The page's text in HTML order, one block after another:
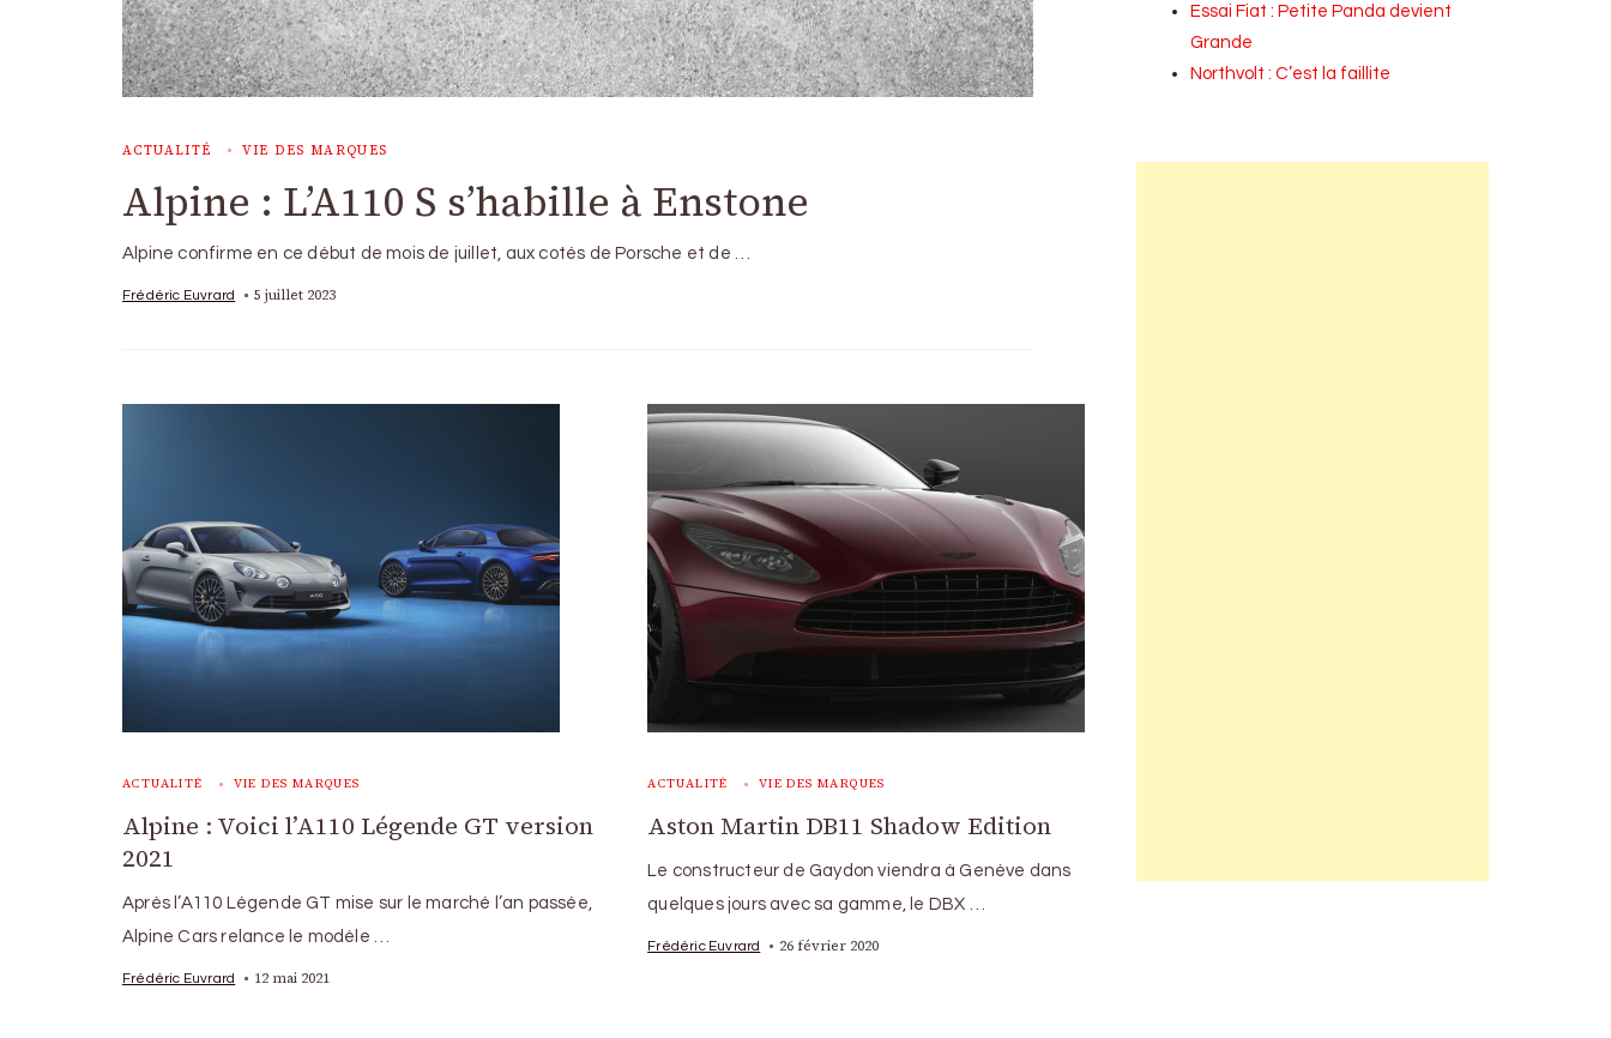
ACTUALITÉ VIE DES MARQUES
Alpine : L’A110 S s’habille à Enstone
Alpine confirme en ce début de mois de juillet, aux cotés de Porsche et de …
Frédéric Euvrard 5 juillet 2023
ACTUALITÉ VIE DES MARQUES
Alpine : Voici l’A110 Légende GT version
2021
Après l’A110 Légende GT mise sur le marché l’an passée,
Alpine Cars relance le modèle …
Frédéric Euvrard 12 mai 2021
ACTUALITÉ VIE DES MARQUES
Aston Martin DB11 Shadow Edition
Le constructeur de Gaydon viendra à Genève dans
quelques jours avec sa gamme, le DBX …
Frédéric Euvrard 26 février 2020
Essai Fiat : Petite Panda devient
Grande
Northvolt : C’est la faillite